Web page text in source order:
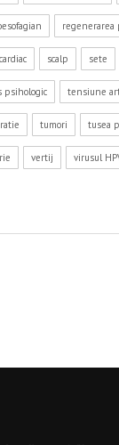
regenerarea
scalp sete
psihologic tensiune
tumori tusea
vertij virusul